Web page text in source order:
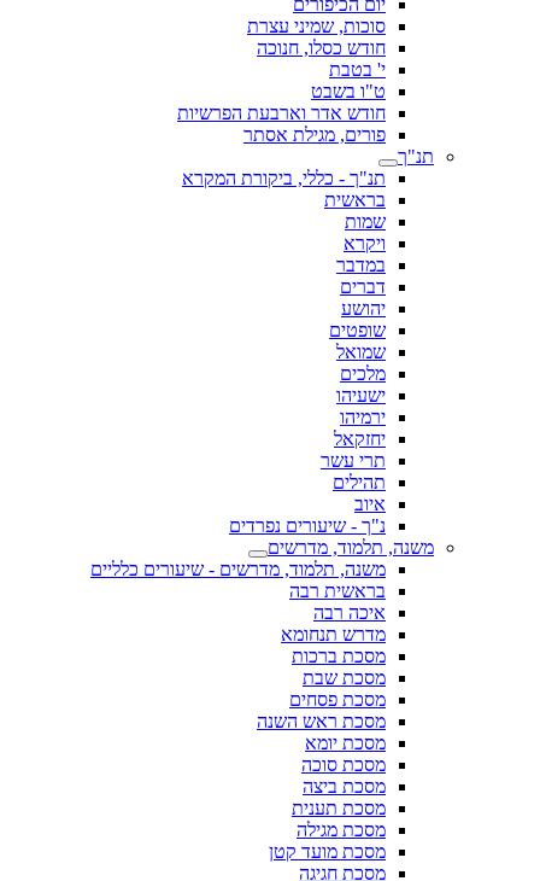
יום הכיפורים
סוכות, שמיני עצרת
חודש כסלו, חנוכה
י' בטבת
ט"ו בשבט
חודש אדר וארבעת הפרשיות
פורים, מגילת אסתר
תנ"ך
תנ"ך - כללי, ביקורת המקרא
בראשית
שמות
ויקרא
במדבר
דברים
יהושע
שופטים
שמואל
מלכים
ישעיהו
ירמיהו
יחזקאל
תרי עשר
תהילים
איוב
נ"ך - שיעורים נפרדים
משנה, תלמוד, מדרשים
משנה, תלמוד, מדרשים - שיעורים כלליים
בראשית רבה
איכה רבה
מדרש תנחומא
מסכת ברכות
מסכת שבת
מסכת פסחים
מסכת ראש השנה
מסכת יומא
מסכת סוכה
מסכת ביצה
מסכת תענית
מסכת מגילה
מסכת מועד קטן
מסכת חגיגה